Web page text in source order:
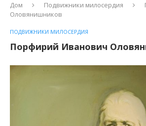
Дом Подвижники милосердия
Оловянишников
ПОДВИЖНИКИ МИЛОСЕРДИЯ
Порфирий Иванович